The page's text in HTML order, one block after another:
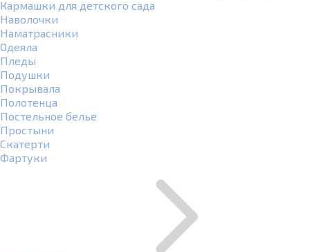
Кармашки для детского сада
Наволочки
Наматрасники
Одеяла
Пледы
Подушки
Покрывала
Полотенца
Постельное белье
Простыни
Скатерти
Фартуки